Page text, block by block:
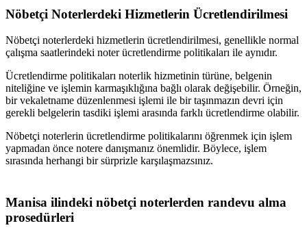
Nöbetçi Noterlerdeki Hizmetlerin Ücretlendirilmesi
Nöbetçi noterlerdeki hizmetlerin ücretlendirilmesi, genellikle normal
çalışma saatlerindeki noter ücretlendirme politikaları ile aynıdır.
Ücretlendirme politikaları noterlik hizmetinin türüne, belgenin
niteliğine ve işlemin karmaşıklığına bağlı olarak değişebilir. Örneğin,
bir vekaletname düzenlenmesi işlemi ile bir taşınmazın devri için
gerekli belgelerin tasdiki işlemi arasında farklı ücretlendirme olabilir.
Nöbetçi noterlerin ücretlendirme politikalarını öğrenmek için işlem
yapmadan önce notere danışmanız önemlidir. Böylece, işlem
sırasında herhangi bir sürprizle karşılaşmazsınız.
Manisa ilindeki nöbetçi noterlerden randevu alma
prosedürleri